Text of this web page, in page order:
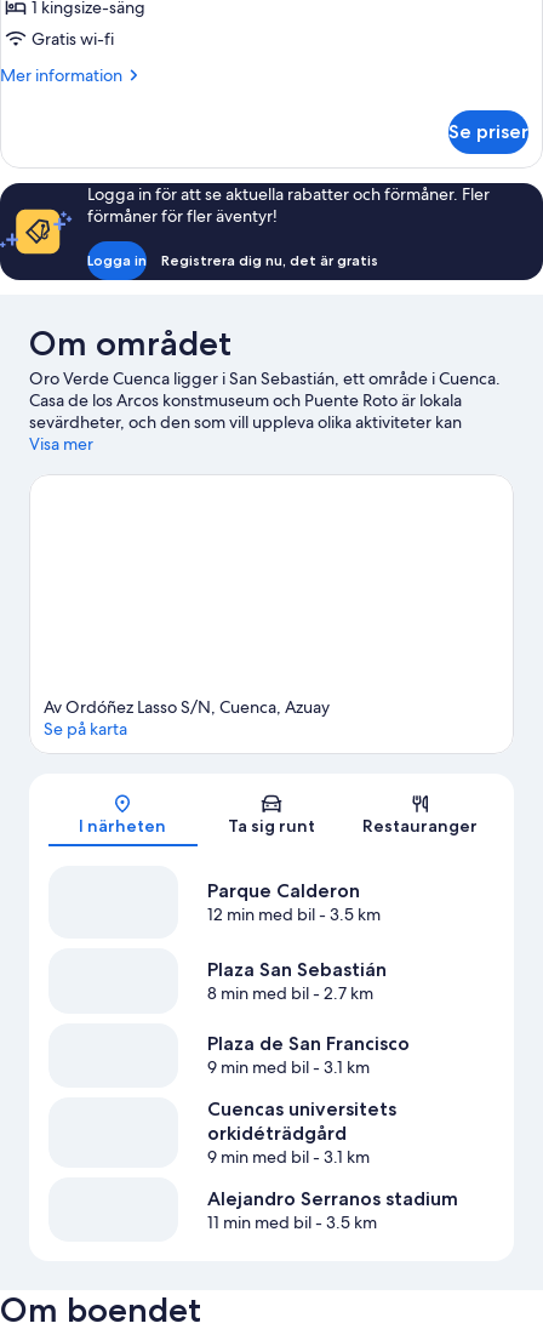
1
säng
1 kingsize-säng
Gratis wi-fi
Mer information
Mer
rum
-
1
kingsize-
säng
Se priser
Logga in för att se aktuella rabatter och förmåner. Fler
förmåner för fler äventyr!
Logga in Registrera dig nu, det är gratis
Om området
Oro Verde Cuenca ligger i San Sebastián, ett område i Cuenca.
Casa de los Arcos konstmuseum och Puente Roto är lokala
sevärdheter, och den som vill uppleva olika aktiviteter kan
besöka Plaza de San Francisco och Mercado de Artesanias
Ciudad de Cuenca är också värda ett besök.
Gå till vår reseguide
Visa mer
Karta
Av Ordóñez Lasso S/N, Cuenca, Azuay
Se på karta
I närheten Ta sig runt Restauranger
Parque Calderon
12 min med bil- 3.5 km
Plaza San Sebastián
8 min med bil- 2.7 km
Plaza de San Francisco
9 min med bil- 3.1 km
Cuencas universitets
orkidéträdgård
9 min med bil- 3.1 km
Alejandro Serranos stadium
11 min med bil- 3.5 km
Om boendet